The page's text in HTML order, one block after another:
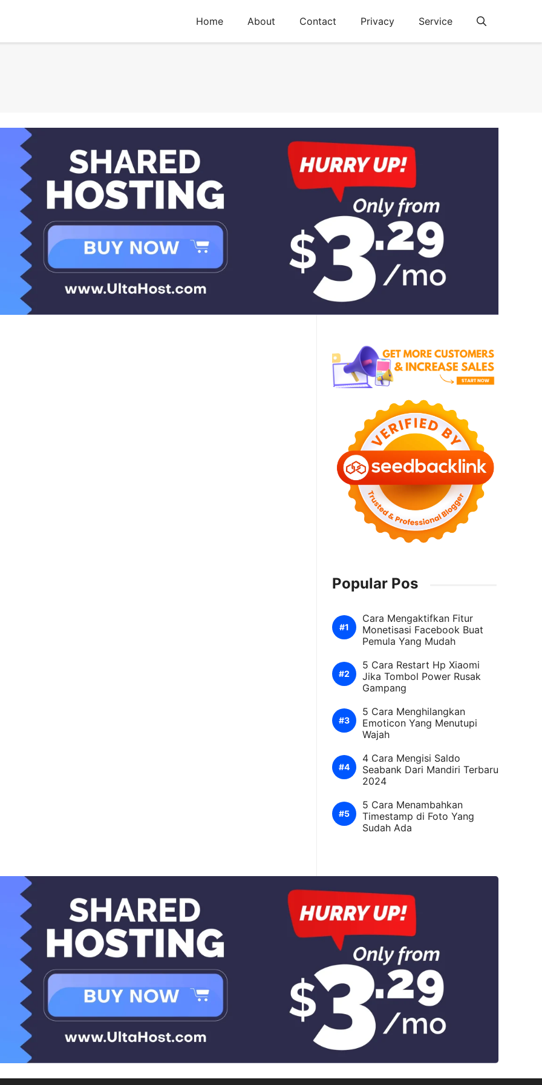
Home About Contact Privacy Service
Popular Pos
Cara Mengaktifkan Fitur
Monetisasi Facebook Buat
Pemula Yang Mudah
5 Cara Restart Hp Xiaomi
Jika Tombol Power Rusak
Gampang
5 Cara Menghilangkan
Emoticon Yang Menutupi
Wajah
4 Cara Mengisi Saldo
Seabank Dari Mandiri Terbaru
2024
5 Cara Menambahkan
Timestamp di Foto Yang
Sudah Ada